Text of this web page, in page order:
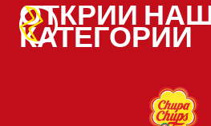
ОТКРИЙ
КАТЕГОРИИ